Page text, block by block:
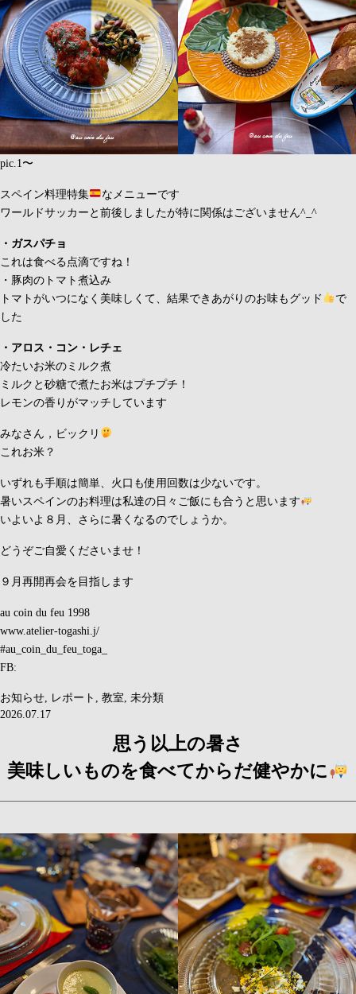
pic.1〜
スペイン料理特集
なメニューです
ワールドサッカーと前後しましたが特に関係はございません^_^
・ガスパチョ
これは食べる点滴ですね！
・豚肉のトマト煮込み
トマトがいつになく美味しくて、結果できあがりのお味もグッド
で
した
・アロス・コン・レチェ
冷たいお米のミルク煮
ミルクと砂糖で煮たお米はプチプチ！
レモンの香りがマッチしています
みなさん，ビックリ
これお米？
いずれも手順は簡単、火口も使用回数は少ないです。
暑いスペインのお料理は私達の日々ご飯にも合うと思います
いよいよ８月、さらに暑くなるのでしょうか。
どうぞご自愛くださいませ！
９月再開再会を目指します
au coin du feu 1998
www.atelier-togashi.j/
#au_coin_du_feu_toga_
FB:
お知らせ レポート 教室 未分類
2026.07.17
思う以上の暑さ
美味しいものを食べてからだ健やかに